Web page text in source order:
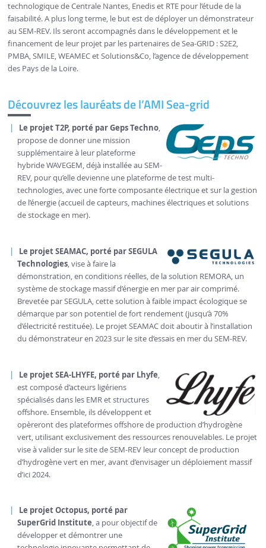
technologique de Centrale Nantes, Enedis et RTE pour l’étude de la
faisabilité. A plus long terme, le but est de déployer un démonstrateur
au SEM-REV. Ils seront accompagnés dans le développement et le
financement de leur projet par les partenaires de Sea-GRID : S2E2,
PMBA, SMILE, WEAMEC et Solutions&Co, l’agence de développement
des Pays de la Loire.
Découvrez les lauréats de l’AMI Sea-grid
Le projet T2P, porté par Geps Techno,
propose de donner une mission
supplémentaire à leur plateforme
hybride WAVEGEM, déjà installée au SEM-
REV, pour qu’elle devienne une plateforme de test multi-
technologies, avec une forte composante électrique et sur la gestion
de l’énergie (accueil de capteurs, machines électriques et solutions
de stockage en mer).
Le projet SEAMAC, porté par SEGULA
Technologies, vise à faire la
démonstration, en conditions réelles, de la solution REMORA, un
système de stockage massif d’énergie en mer par air comprimé.
Brevetée par SEGULA, cette solution à faible impact écologique se
démarque par son potentiel de fort rendement (jusqu’à 70%
d’électricité restituée). Le projet SEAMAC doit aboutir à l’installation
du démonstrateur en 2023 sur le site d’essais en mer du SEM-REV.
Le projet SEA-LHYFE, porté par Lhyfe,
est composé d’acteurs ligériens
spécialisés dans les EMR et structures
offshore. Ensemble, ils développent et
opèreront des plateformes offshore de production d’hydrogène
vert, utilisant exclusivement des ressources renouvelables. Le projet
vise à valider sur le site de SEM-REV leur concept de production
d’hydrogène vert en mer, avant d’envisager un déploiement massif
d’ici 2024.
Le projet Octopus, porté par
SuperGrid Institute, a pour objectif de
développer et démontrer une